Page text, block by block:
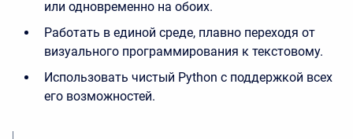
или одновременно на обоих.
Работать в единой среде, плавно переходя от
визуального программирования к текстовому.
Использовать чистый Python с поддержкой всех
его возможностей.